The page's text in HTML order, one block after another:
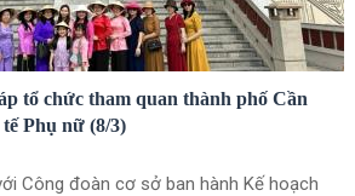
tổ chức tham quan thành phố Cần
Phụ nữ (8/3)
Công đoàn cơ sở ban hành Kế hoạch